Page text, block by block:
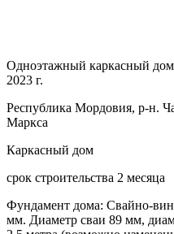
Одноэтажный каркасный дом
2023 г.
Республика Мордовия, р-н.
Маркса
Каркасный дом
срок строительства 2 месяца
Фундамент дома: Свайно-
мм. Диаметр сваи 89 мм,